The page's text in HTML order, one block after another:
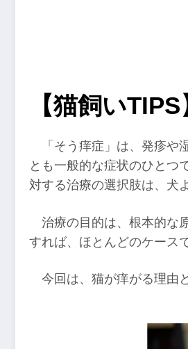
【猫飼い
「そう痒症」は、発疹
とも一般的な症状のひとつ
対する治療の選択肢は、犬
治療の目的は、根本的な
すれば、ほとんどのケース
今回は、猫が痒がる理由